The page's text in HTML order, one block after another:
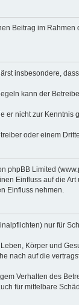
Beitrag im Rahmen
insbesondere,
kann der
er nicht zur Kenntnis
oder einem
phpBB Limited
Einfluss auf die Art
Einfluss nehmen.
nur für
Körper und
nach auf die
Verhalten des
für mittelbare